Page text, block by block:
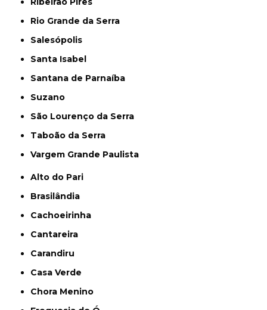
Rio Grande da Serra
Salesópolis
Santa Isabel
Santana de Parnaíba
Suzano
São Lourenço da Serra
Taboão da Serra
Vargem Grande Paulista
Alto do Pari
Brasilândia
Cachoeirinha
Cantareira
Carandiru
Casa Verde
Chora Menino